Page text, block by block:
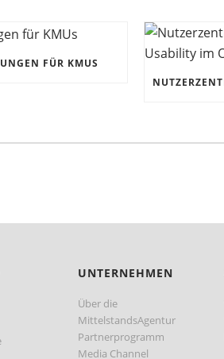
FÜR KMUS
UNTERNEHMEN
Über die
MittelstandsAgentur
Partnerprogramm
Media Channel